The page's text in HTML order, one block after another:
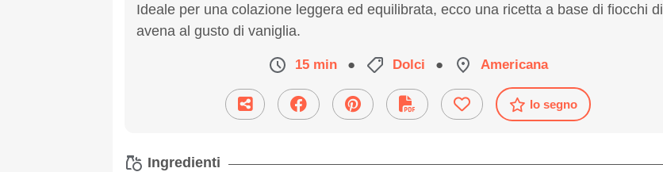
Ideale per una colazione leggera ed equilibrata, ecco una ricetta a base di fiocchi di
avena al gusto di vaniglia.
15 min ● Dolci ● Americana
Io segno
Ingredienti